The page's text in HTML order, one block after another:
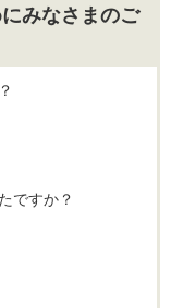
みなさまのご
ですか？